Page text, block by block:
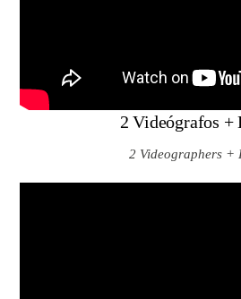
2 Videógrafos +
2 Videographers +